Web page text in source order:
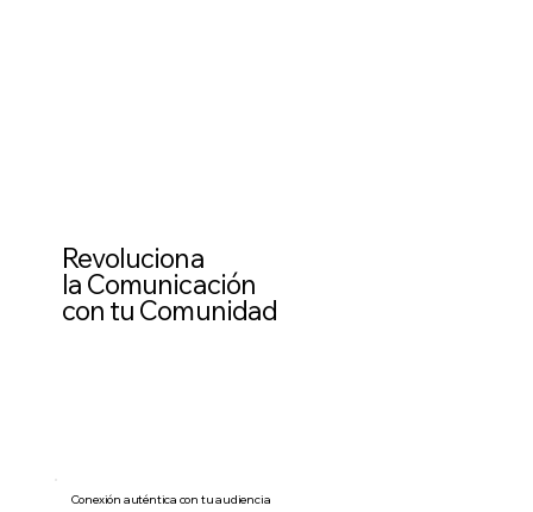
Revoluciona
la Comunicación
con tu Comunidad
Conexión auténtica con tu audiencia